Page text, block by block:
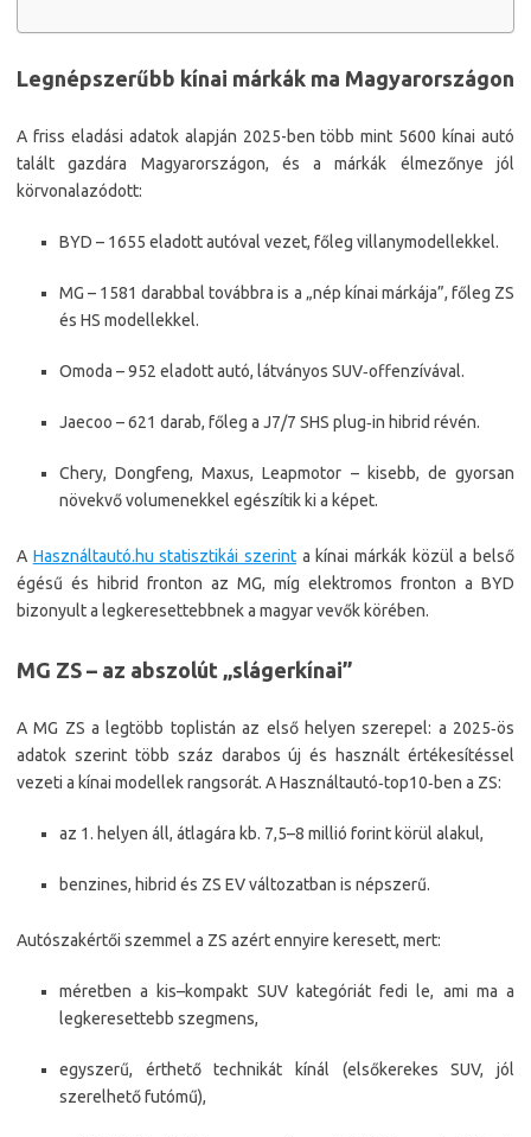
Legnépszerűbb kínai márkák ma Magyarországon
A friss eladási adatok alapján 2025-ben több mint 5600 kínai autó
talált gazdára Magyarországon, és a márkák élmezőnye jól
körvonalazódott:​
BYD – 1655 eladott autóval vezet, főleg villanymodellekkel.​
MG – 1581 darabbal továbbra is a „nép kínai márkája”, főleg ZS
és HS modellekkel.​
Omoda – 952 eladott autó, látványos SUV‑offenzívával.​
Jaecoo – 621 darab, főleg a J7/7 SHS plug‑in hibrid révén.​
Chery, Dongfeng, Maxus, Leapmotor – kisebb, de gyorsan
növekvő volumenekkel egészítik ki a képet.​
A Használtautó.hu statisztikái szerint a kínai márkák közül a belső
égésű és hibrid fronton az MG, míg elektromos fronton a BYD
bizonyult a legkeresettebbnek a magyar vevők körében.​
MG ZS – az abszolút „slágerkínai”
A MG ZS a legtöbb toplistán az első helyen szerepel: a 2025‑ös
adatok szerint több száz darabos új és használt értékesítéssel
vezeti a kínai modellek rangsorát. A Használtautó‑top10‑ben a ZS:​
az 1. helyen áll, átlagára kb. 7,5–8 millió forint körül alakul,​
benzines, hibrid és ZS EV változatban is népszerű.
Autószakértői szemmel a ZS azért ennyire keresett, mert:
méretben a kis–kompakt SUV kategóriát fedi le, ami ma a
legkeresettebb szegmens,​
egyszerű, érthető technikát kínál (elsőkerekes SUV, jól
szerelhető futómű),